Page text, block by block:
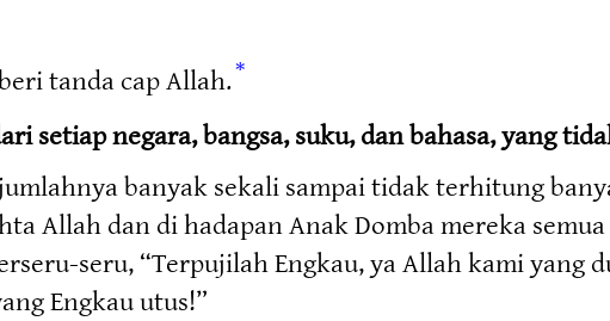
tanda cap Allah.*
setiap negara, bangsa, suku, dan bahasa, yang
banyak sekali sampai tidak terhitung
Allah dan di hadapan Anak Domba mereka
seru, “Terpujilah Engkau, ya Allah kami yang
Engkau utus!”